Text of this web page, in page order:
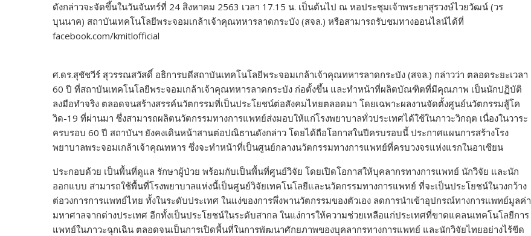
ดังกล่าวจะจัดขึ้นในวันจันทร์ที่ 24 สิงหาคม 2563 เวลา 17.15 น. เป็นต้นไป ณ หอประชุมเจ้าพระยาสุรวงษ์ไวยวัฒน์ (วร
บุนนาค) สถาบันเทคโนโลยีพระจอมเกล้าเจ้าคุณทหารลาดกระบัง (สจล.) หรือสามารถรับชมทางออนไลน์ได้ที่
facebook.com/kmitlofficial
ศ.ดร.สุชัชวีร์ สุวรรณสวัสดิ์ อธิการบดีสถาบันเทคโนโลยีพระจอมเกล้าเจ้าคุณทหารลาดกระบัง (สจล.) กล่าวว่า ตลอดระยะเวลา
60 ปี ที่สถาบันเทคโนโลยีพระจอมเกล้าเจ้าคุณทหารลาดกระบัง ก่อตั้งขึ้น และทำหน้าที่ผลิตบัณฑิตที่มีคุณภาพ เป็นนักปฏิบัติ
ลงมือทำจริง ตลอดจนสร้างสรรค์นวัตกรรมที่เป็นประโยชน์ต่อสังคมไทยตลอดมา โดยเฉพาะผลงานจัดตั้งศูนย์นวัตกรรมสู้โค
วิด-19 ที่ผ่านมา ซึ่งสามารถผลิตนวัตกรรมทางการแพทย์ส่งมอบให้แก่โรงพยาบาลทั่วประเทศได้ใช้ในภาวะวิกฤต เนื่องในวาระ
ครบรอบ 60 ปี สถาบันฯ ยังคงเดินหน้าสานต่อปณิธานดังกล่าว โดยได้ถือโอกาสในปีครบรอบนี้ ประกาศแผนการสร้างโรง
พยาบาลพระจอมเกล้าเจ้าคุณทหาร ซึ่งจะทำหน้าที่เป็นศูนย์กลางนวัตกรรมทางการแพทย์ที่ครบวงจรแห่งแรกในอาเซียน
ประกอบด้วย เป็นพื้นที่ดูแล รักษาผู้ป่วย พร้อมกับเป็นพื้นที่ศูนย์วิจัย โดยเปิดโอกาสให้บุคลากรทางการแพทย์ นักวิจัย และนัก
ออกแบบ สามารถใช้พื้นที่โรงพยาบาลแห่งนี้เป็นศูนย์วิจัยเทคโนโลยีและนวัตกรรมทางการแพทย์ ที่จะเป็นประโยชน์ในวงกว้าง
ต่อวงการการแพทย์ไทย ทั้งในระดับประเทศ ในแง่ของการพึ่งพานวัตกรรมของตัวเอง ลดการนำเข้าอุปกรณ์ทางการแพทย์มูลค่า
มหาศาลจากต่างประเทศ อีกทั้งเป็นประโยชน์ในระดับสากล ในแง่การให้ความช่วยเหลือแก่ประเทศที่ขาดแคลนเทคโนโลยีการ
แพทย์ในภาวะฉุกเฉิน ตลอดจนเป็นการเปิดพื้นที่ในการพัฒนาศักยภาพของบุคลากรทางการแพทย์ และนักวิจัยไทยอย่างไร้ขีด